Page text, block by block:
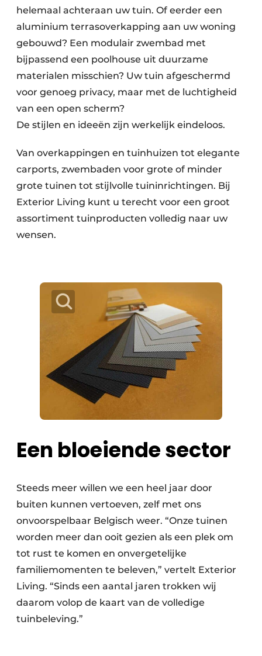
helemaal achteraan uw tuin. Of eerder een
aluminium terrasoverkapping aan uw woning
gebouwd? Een modulair zwembad met
bijpassend een poolhouse uit duurzame
materialen misschien? Uw tuin afgeschermd
voor genoeg privacy, maar met de luchtigheid
van een open scherm?
De stijlen en ideeën zijn werkelijk eindeloos.
Van overkappingen en tuinhuizen tot elegante
carports, zwembaden voor grote of minder
grote tuinen tot stijlvolle tuininrichtingen. Bij
Exterior Living kunt u terecht voor een groot
assortiment tuinproducten volledig naar uw
wensen.
Een bloeiende sector
Steeds meer willen we een heel jaar door
buiten kunnen vertoeven, zelf met ons
onvoorspelbaar Belgisch weer. “Onze tuinen
worden meer dan ooit gezien als een plek om
tot rust te komen en onvergetelijke
familiemomenten te beleven,” vertelt Exterior
Living. “Sinds een aantal jaren trokken wij
daarom volop de kaart van de volledige
tuinbeleving.”